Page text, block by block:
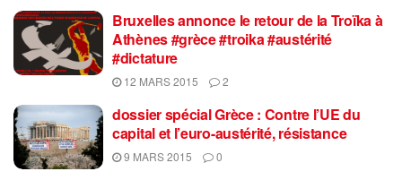
Bruxelles annonce le retour de la Troïka à
Athènes #grèce #troika #austérité
#dictature
12 MARS 2015 2
dossier spécial Grèce : Contre l’UE du
capital et l’euro-austérité, résistance
9 MARS 2015 0